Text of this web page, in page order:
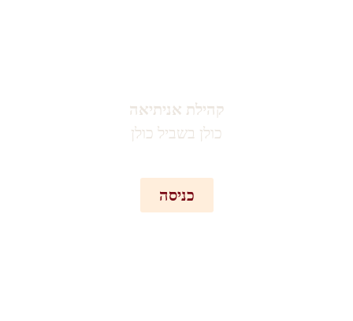
קהילת אניתיאה
כולן בשביל כולן
כניסה